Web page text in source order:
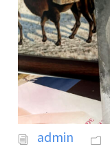
admin